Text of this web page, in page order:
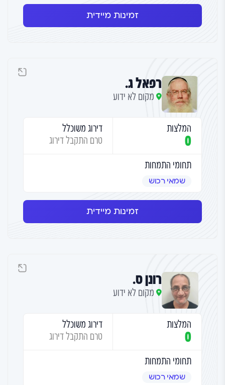
זמינות מיידית
רפאל ג.
מקום לא ידוע
המלצות
0
דירוג משוכלל
טרם התקבל דירוג
תחומי התמחות
שמאי רכוש
זמינות מיידית
רונן ס.
מקום לא ידוע
המלצות
0
דירוג משוכלל
טרם התקבל דירוג
תחומי התמחות
שמאי רכוש